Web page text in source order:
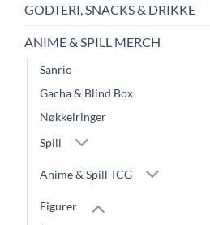
GODTERI, SNACKS & DRIKKE
ANIME & SPILL MERCH
Sanrio
Gacha & Blind Box
Nøkkelringer
Spill
Anime & Spill TCG
Figurer